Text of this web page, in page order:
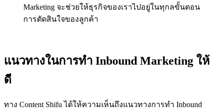
Marketing จะช่วยให้ธุรกิจของเราไปอยู่ในทุกลขั้นตอน
การตัดสินใจของลูกค้า
แนวทางในการทำ Inbound Marketing ให้
ดี
ทาง Content Shifu ได้ให้ความเห็นถึงแนวทางการทำ Inbound